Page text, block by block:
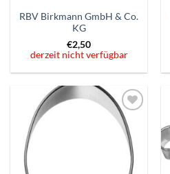
RBV Birkmann GmbH & Co.
KG
€2,50
derzeit nicht verfügbar
Zum
Wunschzettel
hinzufügen